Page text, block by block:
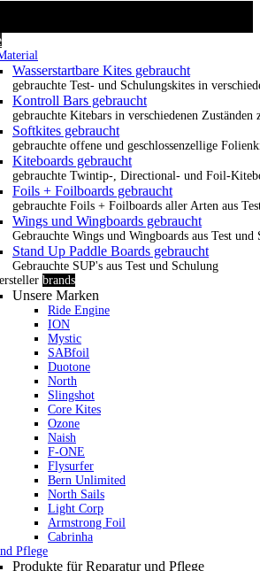
Wasserstartbare Kites gebraucht
gebrauchte Test- und Schulungskites in
Kontroll Bars gebraucht
gebrauchte Kitebars in verschiedenen Zuständen
Softkites gebraucht
gebrauchte offene und geschlossenzellige
Kiteboards gebraucht
gebrauchte Twintip-, Directional- und Foil-
Foils + Foilboards gebraucht
gebrauchte Foils + Foilboards aller Arten aus
Wings und Wingboards gebraucht
Gebrauchte Wings und Wingboards aus Test und
Stand Up Paddle Boards gebraucht
Gebrauchte SUP's aus Test und Schulung
brands
Unsere Marken
Ride Engine
ION
Mystic
SABfoil
Duotone
North
Slingshot
Core Kites
Ozone
Naish
F-ONE
Flysurfer
Bern Unlimited
North Sails
Light Corp
Armstrong Foil
Cabrinha
Pflege
Produkte für Reparatur und Pflege